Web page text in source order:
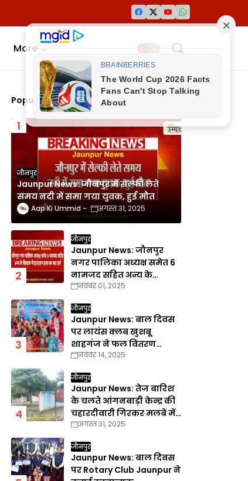
More
Popular Posts
जौनपुर
Jaunpur News: जौनपुर में सेल्फी लेते
समय नदी में समा गया युवक, हुई मौत
Aap Ki Ummid अगस्त 31, 2025
जौनपुर
Jaunpur News: जौनपुर
नगर पालिका अध्यक्ष समेत 6
नामजद सहित अन्य के
खिलाफ गैरइरादतन हत्या का
नवंबर 01, 2025
जौनपुर
Jaunpur News: बाल दिवस
पर लायंस क्लब खुशबू
शाहगंज ने फल वितरण
कार्यक्रम का किया आयोजन
नवंबर 14, 2025
जौनपुर
Jaunpur News: तेज बारिश
के चलते आंगनबाड़ी केन्द्र की
चहारदीवारी गिरकर मलबे में
तब्दील
अगस्त 31, 2025
जौनपुर
Jaunpur News: बाल दिवस
पर Rotary Club Jaunpur ने